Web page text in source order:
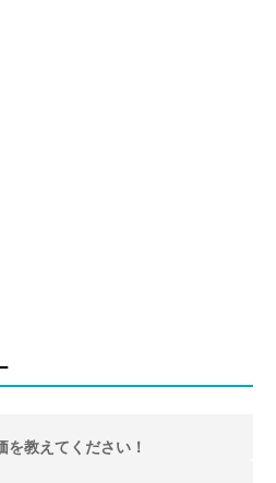
を教えてください！